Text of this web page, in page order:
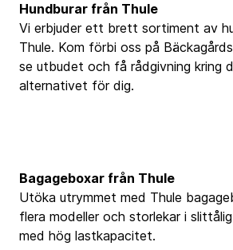
Hundburar från Thule
Vi erbjuder ett brett sortiment av
Thule. Kom förbi oss på
se utbudet och få rådgivning kring
alternativet för dig.
Bagageboxar från Thule
Utöka utrymmet med Thule
flera modeller och storlekar i
med hög lastkapacitet.